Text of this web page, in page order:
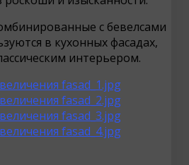
с бевелсами
в кухонных фасадах,
интерьером.